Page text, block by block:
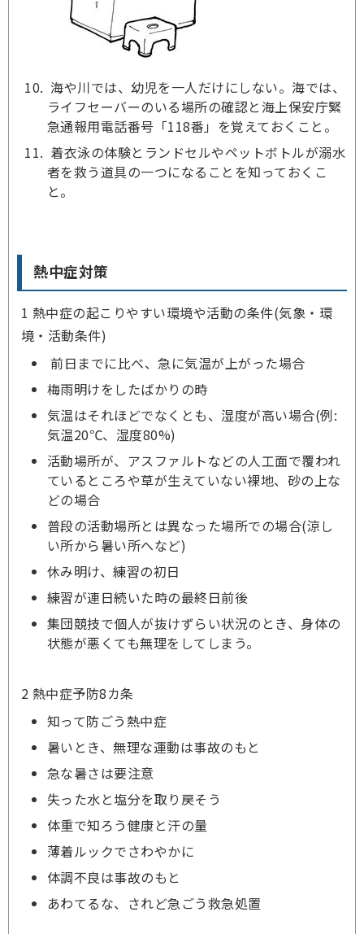
海や川では、幼児を一人だけにしない。海では、
ライフセーバーのいる場所の確認と海上保安庁緊
急通報用電話番号「118番」を覚えておくこと。
着衣泳の体験とランドセルやペットボトルが溺水
者を救う道具の一つになることを知っておくこ
と。
熱中症対策
1 熱中症の起こりやすい環境や活動の条件(気象・環
境・活動条件)
前日までに比べ、急に気温が上がった場合
梅雨明けをしたばかりの時
気温はそれほどでなくとも、湿度が高い場合(例:
気温20℃、湿度80%)
活動場所が、アスファルトなどの人工面で覆われ
ているところや草が生えていない裸地、砂の上な
どの場合
普段の活動場所とは異なった場所での場合(涼し
い所から暑い所へなど)
休み明け、練習の初日
練習が連日続いた時の最終日前後
集団競技で個人が抜けずらい状況のとき、身体の
状態が悪くても無理をしてしまう。
2 熱中症予防8カ条
知って防ごう熱中症
暑いとき、無理な運動は事故のもと
急な暑さは要注意
失った水と塩分を取り戻そう
体重で知ろう健康と汗の量
薄着ルックでさわやかに
体調不良は事故のもと
あわてるな、されど急ごう救急処置